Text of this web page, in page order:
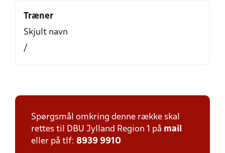
Træner
Skjult navn
/
Spørgsmål omkring denne række skal
rettes til DBU Jylland Region 1 på mail
eller på tlf: 8939 9910